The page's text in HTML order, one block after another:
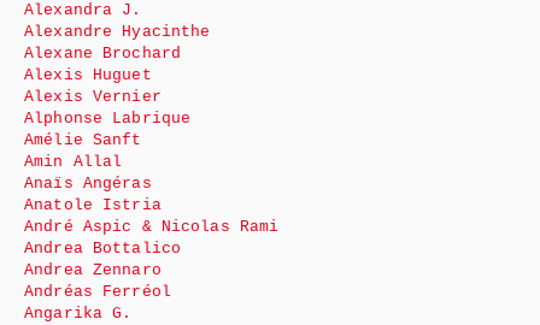
Alexandra J.
Alexandre Hyacinthe
Alexane Brochard
Alexis Huguet
Alexis Vernier
Alphonse Labrique
Amélie Sanft
Amin Allal
Anaïs Angéras
Anatole Istria
André Aspic & Nicolas Rami
Andrea Bottalico
Andrea Zennaro
Andréas Ferréol
Angarika G.